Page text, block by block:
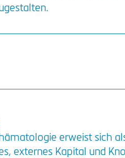
erweist sich
externes Kapital und